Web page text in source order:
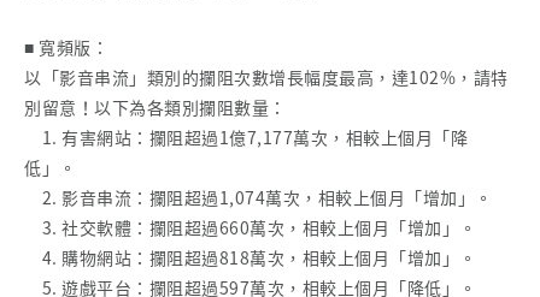
■ 寬頻版：
以「影音串流」類別的攔阻次數增長幅度最高，達102%，請特
別留意！以下為各類別攔阻數量：
1. 有害網站：攔阻超過1億7,177萬次，相較上個月「降
低」。
2. 影音串流：攔阻超過1,074萬次，相較上個月「增加」。
3. 社交軟體：攔阻超過660萬次，相較上個月「增加」。
4. 購物網站：攔阻超過818萬次，相較上個月「增加」。
5. 遊戲平台：攔阻超過597萬次，相較上個月「降低」。